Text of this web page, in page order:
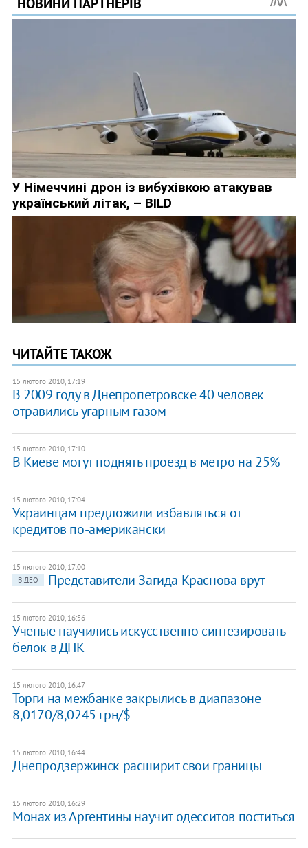
ЧИТАЙТЕ ТАКОЖ
15 лютого 2010, 17:19
В 2009 году в Днепропетровске 40 человек
отравились угарным газом
15 лютого 2010, 17:10
В Киеве могут поднять проезд в метро на 25%
15 лютого 2010, 17:04
Украинцам предложили избавляться от
кредитов по-американски
15 лютого 2010, 17:00
ВІДЕО
Представители Загида Краснова врут
15 лютого 2010, 16:56
Ученые научились искусственно синтезировать
белок в ДНК
15 лютого 2010, 16:47
Торги на межбанке закрылись в диапазоне
8,0170/8,0245 грн/$
15 лютого 2010, 16:44
Днепродзержинск расширит свои границы
15 лютого 2010, 16:29
Монах из Аргентины научит одесситов поститься